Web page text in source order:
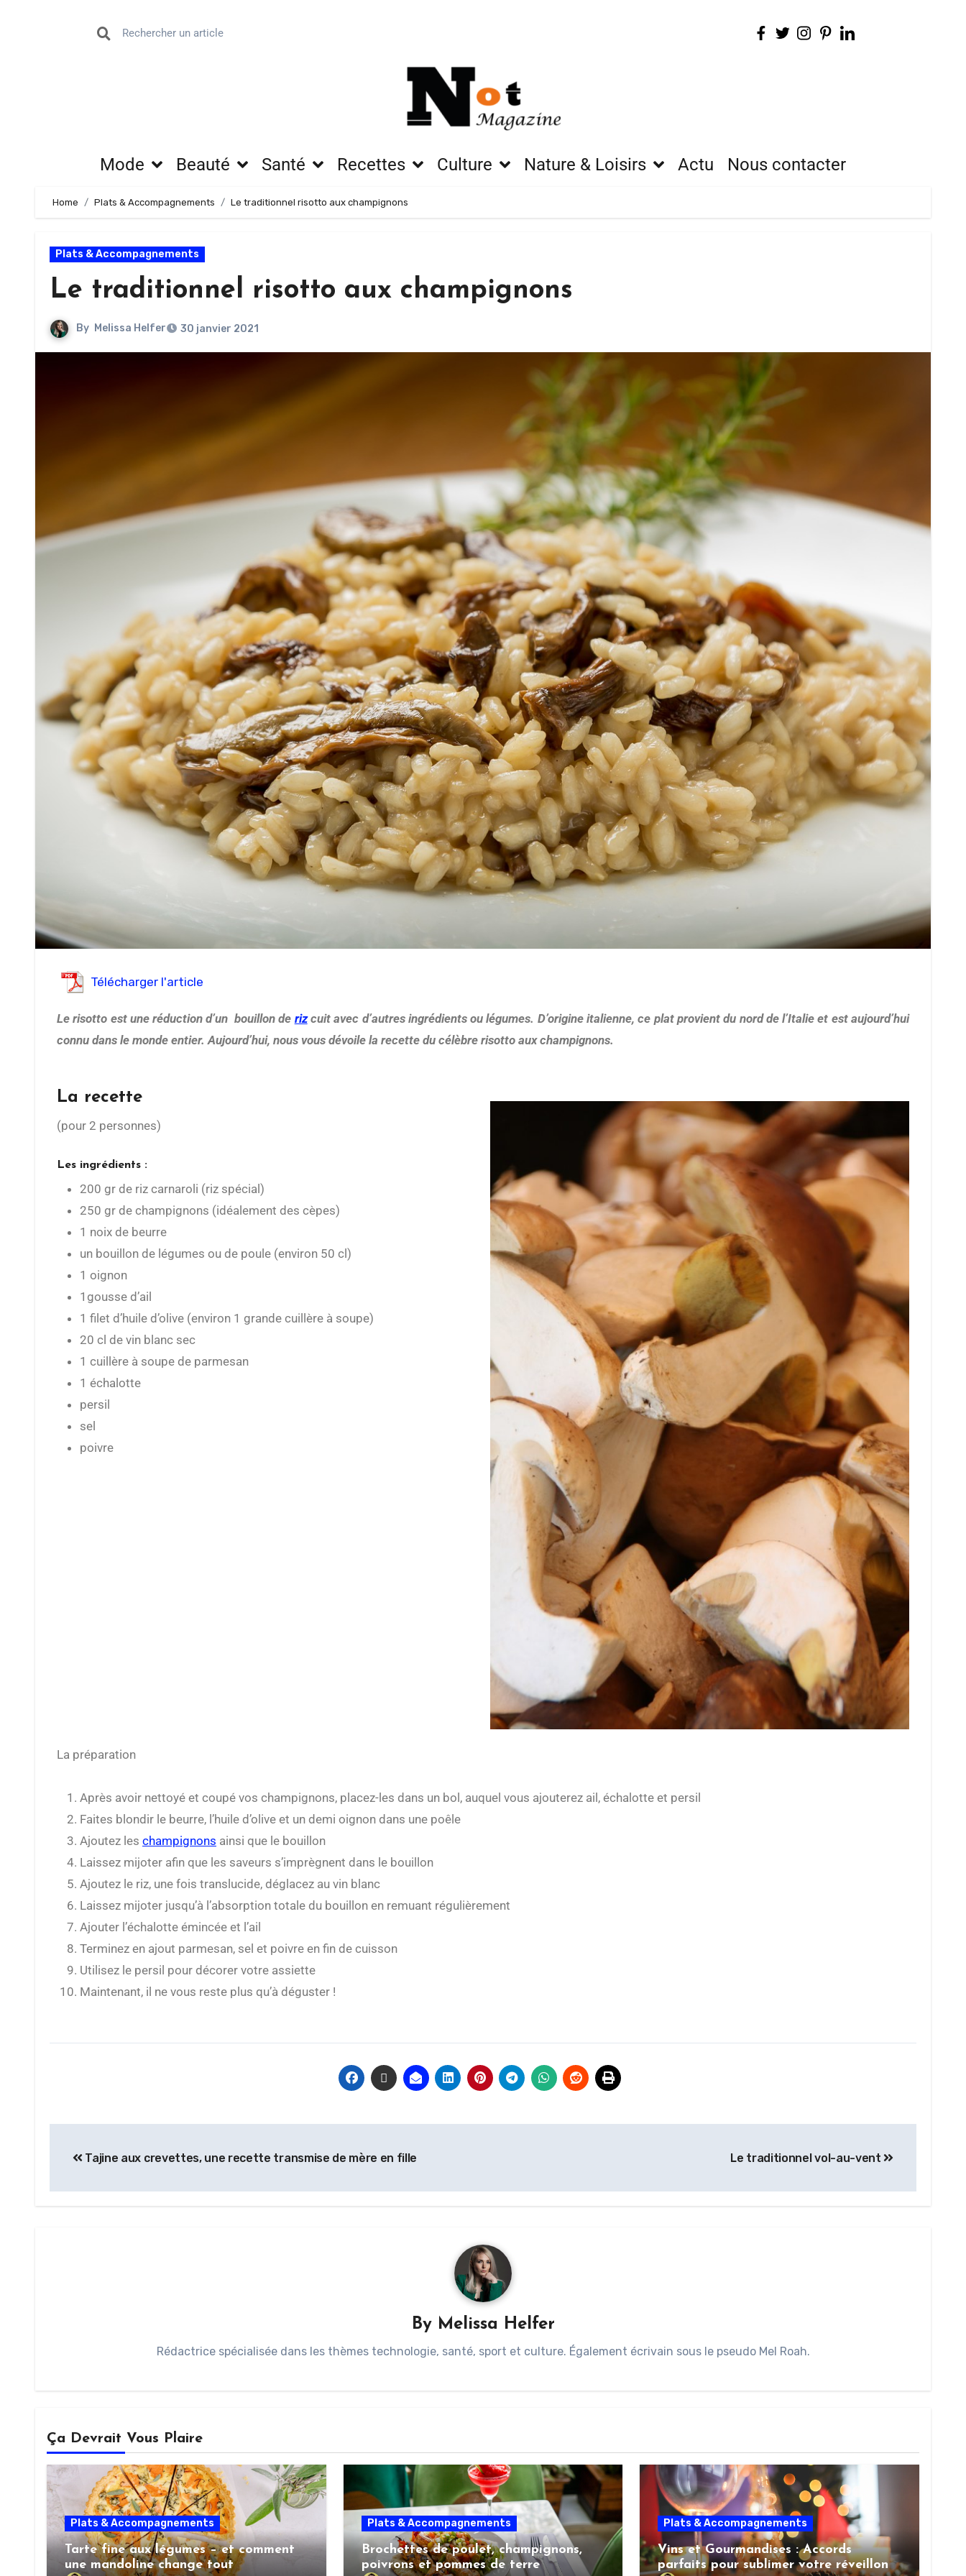
Mode Beauté Santé Recettes Culture Nature & Loisirs Actu Nous contacter
Home Plats & Accompagnements Le traditionnel risotto aux champignons
Plats & Accompagnements
Le traditionnel risotto aux champignons
By Melissa Helfer 30 janvier 2021
Télécharger l'article
Le risotto est une réduction d’un bouillon de rizcuit avec d’autres ingrédients ou légumes. D’origine italienne, ce plat provient du nord de l’Italie et est aujourd’hui
connu dans le monde entier. Aujourd’hui, nous vous dévoile la recette du célèbre risotto aux champignons.
La recette
(pour 2 personnes)
Les ingrédients :
200 gr de riz carnaroli (riz spécial)
250 gr de champignons (idéalement des cèpes)
1 noix de beurre
un bouillon de légumes ou de poule (environ 50 cl)
1 oignon
1gousse d’ail
1 filet d’huile d’olive (environ 1 grande cuillère à soupe)
20 cl de vin blanc sec
1 cuillère à soupe de parmesan
1 échalotte
persil
sel
poivre
La préparation
Après avoir nettoyé et coupé vos champignons, placez-les dans un bol, auquel vous ajouterez ail, échalotte et persil
Faites blondir le beurre, l’huile d’olive et un demi oignon dans une poêle
Ajoutez les champignons ainsi que le bouillon
Laissez mijoter afin que les saveurs s’imprègnent dans le bouillon
Ajoutez le riz, une fois translucide, déglacez au vin blanc
Laissez mijoter jusqu’à l’absorption totale du bouillon en remuant régulièrement
Ajouter l’échalotte émincée et l’ail
Terminez en ajout parmesan, sel et poivre en fin de cuisson
Utilisez le persil pour décorer votre assiette
Maintenant, il ne vous reste plus qu’à déguster !
Tajine aux crevettes, une recette transmise de mère en fille Le traditionnel vol-au-vent
By Melissa Helfer
Rédactrice spécialisée dans les thèmes technologie, santé, sport et culture. Également écrivain sous le pseudo Mel Roah.
Ça Devrait Vous Plaire
Plats & Accompagnements
Tarte fine aux légumes – et comment
une mandoline change tout
Plats & Accompagnements
Brochettes de poulet, champignons,
poivrons et pommes de terre
Plats & Accompagnements
Vins et Gourmandises : Accords
parfaits pour sublimer votre réveillon